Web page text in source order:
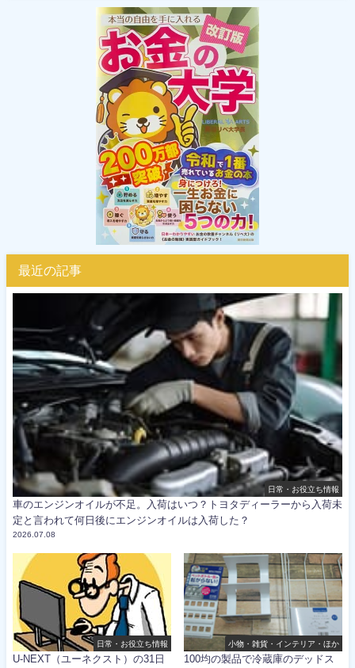
最近の記事
日常・お役立ち情報
車のエンジンオイルが不足。入荷はいつ？トヨタディーラーから入荷未
定と言われて何日後にエンジンオイルは入荷した？
2026.07.08
日常・お役立ち情報
U-NEXT（ユーネクスト）の31日
小物・雑貨・インテリア・ほか
100均の製品で冷蔵庫のデッドス